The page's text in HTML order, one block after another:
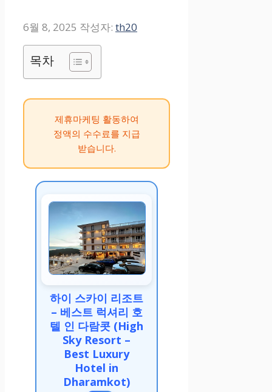
6월 8, 2025 작성자: th20
목차
제휴마케팅 활동하여
정액의 수수료를 지급
받습니다.
하이 스카이 리조트
– 베스트 럭셔리 호
텔 인 다람콧 (High
Sky Resort –
Best Luxury
Hotel in
Dharamkot)